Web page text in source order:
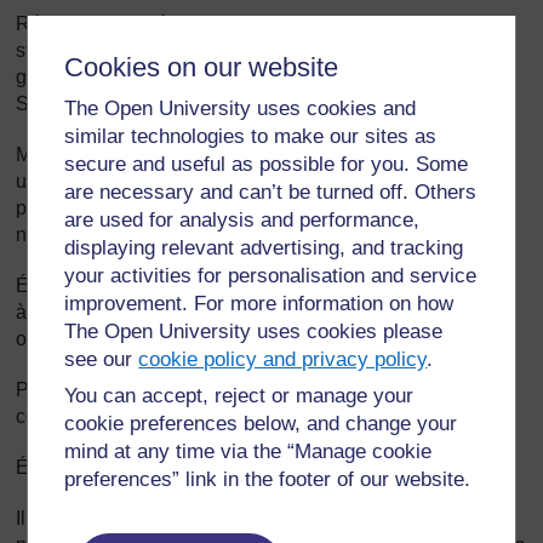
Cookies on our website
The Open University uses cookies and
similar technologies to make our sites as
secure and useful as possible for you. Some
are necessary and can’t be turned off. Others
are used for analysis and performance,
displaying relevant advertising, and tracking
your activities for personalisation and service
improvement. For more information on how
The Open University uses cookies please
see ourcookie policy and privacy policy.
You can accept, reject or manage your
cookie preferences below, and change your
mind at any time via the “Manage cookie
preferences” link in the footer of our website.
Répliquez aux déclarations qui critiquent ou renforcent les
stéréotypes (par exemple, sous-entendre que certains
groupes ethniques sont responsables de l’épidémie de
SIDA) en discutant des implications de ces déclarations.
Montrez de l’assurance lorsque vous vous trouvez dans
une situation délicate : par exemple, dites « Ce sujet n’est
pas opportun dans ce cours. Si vous voulez en discuter,
nous pourrons le faire après les cours. »
Évitez de critiquer ouvertement les réponses – de manière
à ce que les élèves soient encouragés à exprimer leurs
opinions ouvertement et honnêtement.
Présentez les deux côtés des questions sujettes à
controverse.
Évitez de porter des jugements sur ce qui est dit.